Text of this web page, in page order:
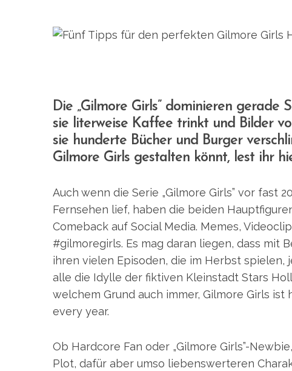
Die „Gilmore Girls” dominieren gerade
sie literweise Kaffee trinkt und Bilder
sie hunderte Bücher und Burger
Gilmore Girls gestalten könnt, lest ihr
Auch wenn die Serie „Gilmore Girls” vor fast
Fernsehen lief, haben die beiden
Comeback auf Social Media. Memes,
#gilmoregirls. Es mag daran liegen, dass mit
ihren vielen Episoden, die im Herbst spielen,
alle die Idylle der fiktiven Kleinstadt Stars
welchem Grund auch immer, Gilmore Girls
every year.
Ob Hardcore Fan oder „Gilmore Girls”-
Plot, dafür aber umso liebenswerteren